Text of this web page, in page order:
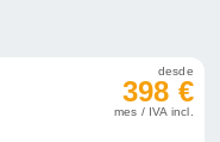
desde
398 €
mes / IVA incl.